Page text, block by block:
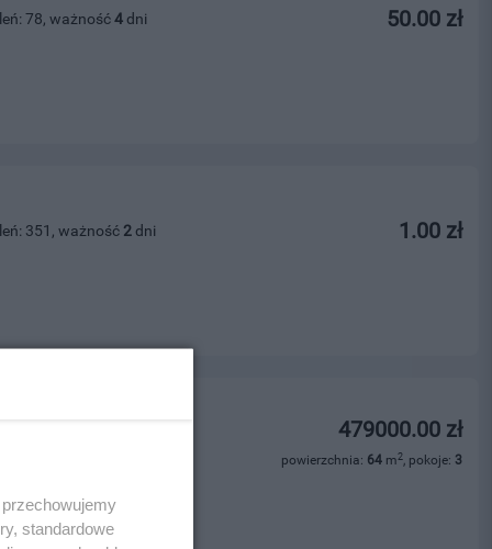
50.00 zł
78, ważność4 dni
1.00 zł
351, ważność 2 dni
479000.00 zł
powierzchnia: 64 m2, pokoje: 3
standardowe